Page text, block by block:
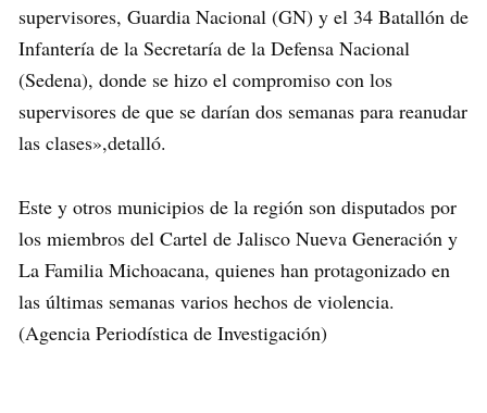
supervisores, Guardia Nacional (GN) y el 34 Batallón de
Infantería de la Secretaría de la Defensa Nacional
(Sedena), donde se hizo el compromiso con los
supervisores de que se darían dos semanas para reanudar
las clases»,detalló.
Este y otros municipios de la región son disputados por
los miembros del Cartel de Jalisco Nueva Generación y
La Familia Michoacana, quienes han protagonizado en
las últimas semanas varios hechos de violencia.
(Agencia Periodística de Investigación)